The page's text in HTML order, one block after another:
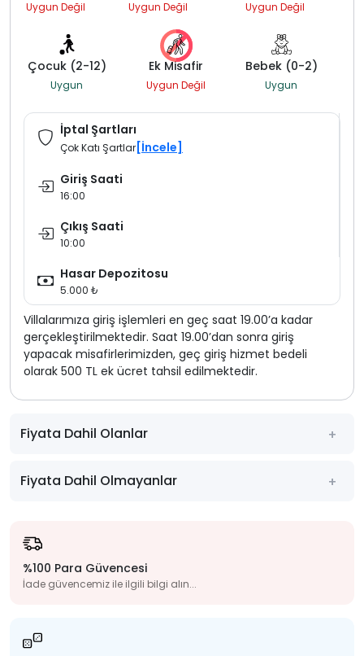
Uygun Değil Uygun Değil Uygun Değil
Çocuk (2-12)
Uygun
Ek Misafir
Uygun Değil
Bebek (0-2)
Uygun
İptal Şartları
Çok Katı Şartlar [İncele]
Giriş Saati
16:00
Çıkış Saati
10:00
Hasar Depozitosu
5.000 ₺
Villalarımıza giriş işlemleri en geç saat 19.00’a kadar
gerçekleştirilmektedir. Saat 19.00’dan sonra giriş
yapacak misafirlerimizden, geç giriş hizmet bedeli
olarak 500 TL ek ücret tahsil edilmektedir.
Fiyata Dahil Olanlar
Fiyata Dahil Olmayanlar
%100 Para Güvencesi
İade güvencemiz ile ilgili bilgi alın...